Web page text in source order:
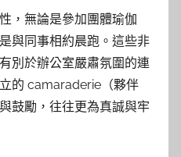
，無論是參加團體瑜伽
與同事相約晨跑。這些非
別於辦公室嚴肅氛圍的連
的 camaraderie（夥伴
鼓勵，往往更為真誠與牢